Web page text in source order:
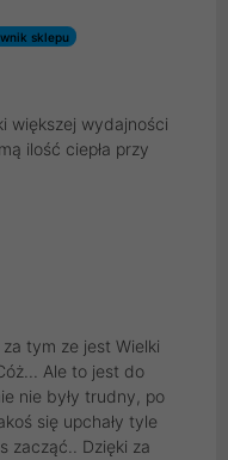
sklepu
większej wydajności
ilość ciepła przy
tym ze jest Wielki
Ale to jest do
nie były trudny, po
się upchały tyle
zacząć.. Dzięki za